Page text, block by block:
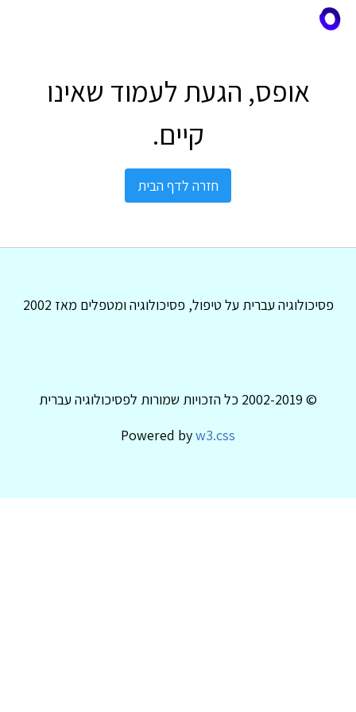
אופס, הגעת לעמוד שאינו
קיים.
חזרה לדף הבית
פסיכולוגיה עברית על טיפול, פסיכולוגיה ומטפלים מאז 2002
© 2002-2019 כל הזכויות שמורות לפסיכולוגיה עברית
Powered byw3.css